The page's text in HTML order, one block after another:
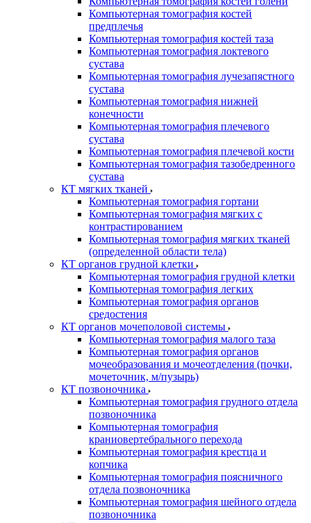
Компьютерная томография костей
предплечья
Компьютерная томография костей таза
Компьютерная томография локтевого
сустава
Компьютерная томография лучезапястного
сустава
Компьютерная томография нижней
конечности
Компьютерная томография плечевого
сустава
Компьютерная томография плечевой кости
Компьютерная томография тазобедренного
сустава
КТ мягких тканей
Компьютерная томография гортани
Компьютерная томография мягких с
контрастированием
Компьютерная томография мягких тканей
(определенной области тела)
КТ органов грудной клетки
Компьютерная томография грудной клетки
Компьютерная томография легких
Компьютерная томография органов
средостения
КТ органов мочеполовой системы
Компьютерная томография малого таза
Компьютерная томография органов
мочеобразования и мочеотделения (почки,
мочеточник, м/пузырь)
КТ позвоночника
Компьютерная томография грудного отдела
позвоночника
Компьютерная томография
краниовертебрального перехода
Компьютерная томография крестца и
копчика
Компьютерная томография поясничного
отдела позвоночника
Компьютерная томография шейного отдела
позвоночника